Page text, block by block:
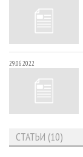
29.06.2022
СТАТЬИ (10)